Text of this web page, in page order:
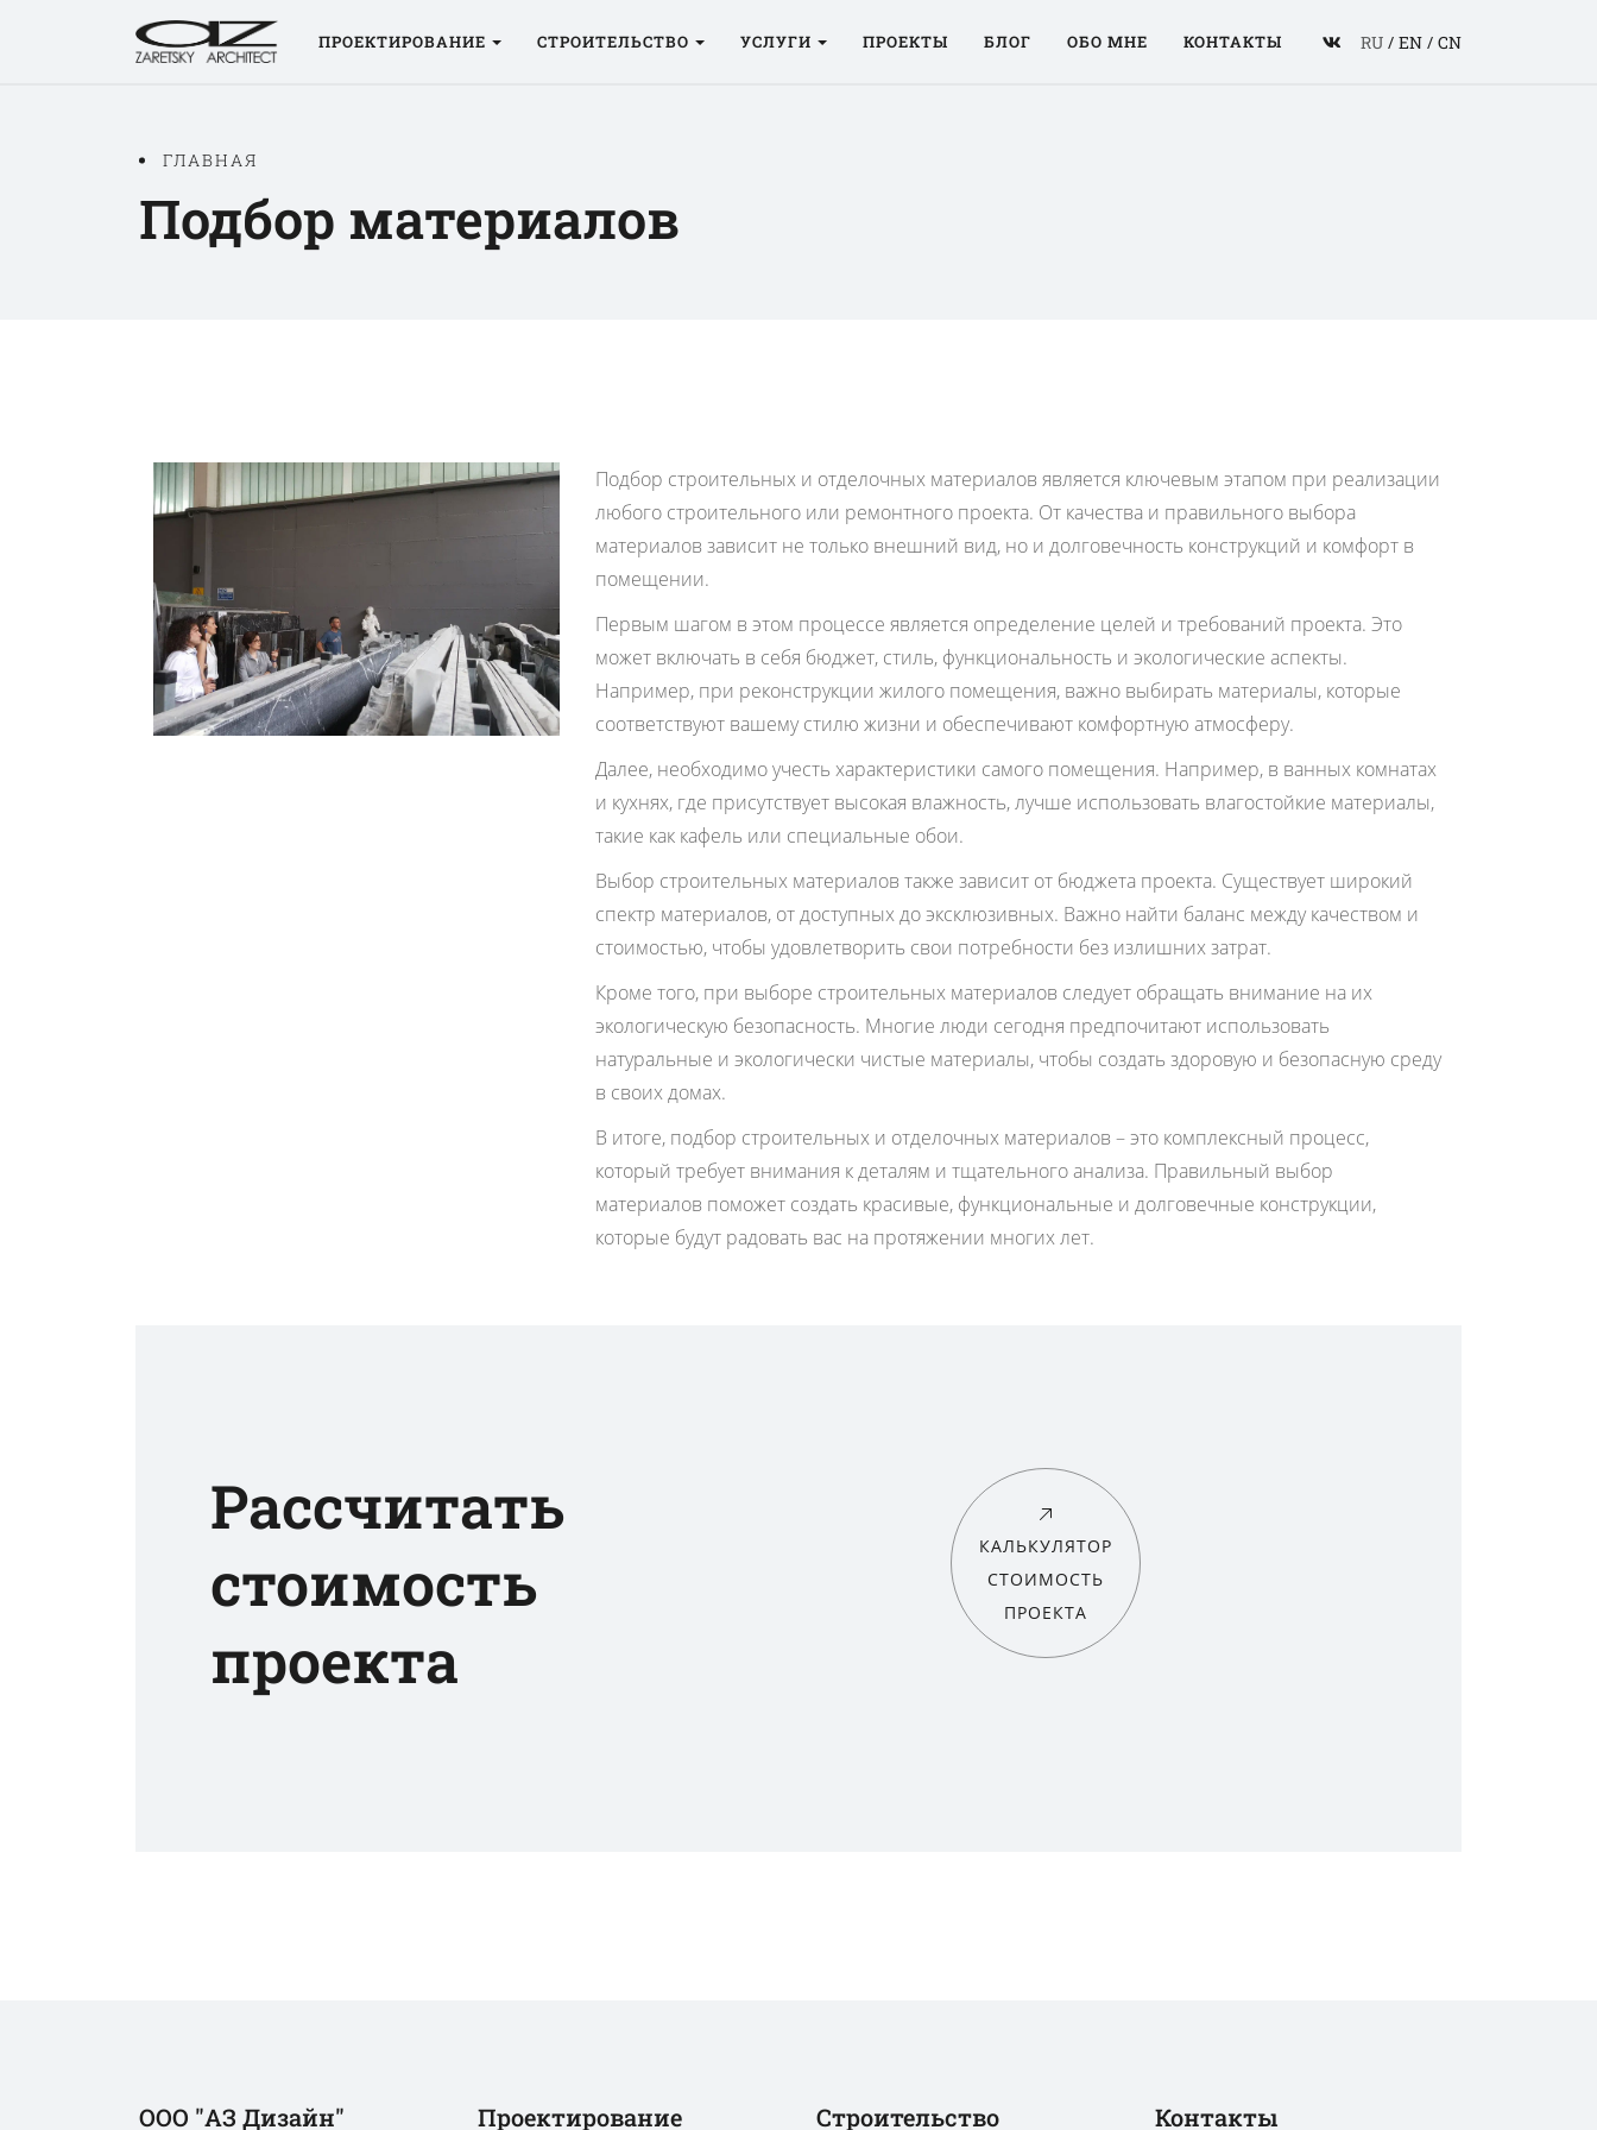
ПРОЕКТИРОВАНИЕ СТРОИТЕЛЬСТВО УСЛУГИ ПРОЕКТЫ БЛОГ ОБО МНЕ КОНТАКТЫ RU / EN / CN
ГЛАВНАЯ
Подбор материалов
Подбор строительных и отделочных материалов является ключевым этапом при реализации
любого строительного или ремонтного проекта. От качества и правильного выбора
материалов зависит не только внешний вид, но и долговечность конструкций и комфорт в
помещении.
Первым шагом в этом процессе является определение целей и требований проекта. Это
может включать в себя бюджет, стиль, функциональность и экологические аспекты.
Например, при реконструкции жилого помещения, важно выбирать материалы, которые
соответствуют вашему стилю жизни и обеспечивают комфортную атмосферу.
Далее, необходимо учесть характеристики самого помещения. Например, в ванных комнатах
и кухнях, где присутствует высокая влажность, лучше использовать влагостойкие материалы,
такие как кафель или специальные обои.
Выбор строительных материалов также зависит от бюджета проекта. Существует широкий
спектр материалов, от доступных до эксклюзивных. Важно найти баланс между качеством и
стоимостью, чтобы удовлетворить свои потребности без излишних затрат.
Кроме того, при выборе строительных материалов следует обращать внимание на их
экологическую безопасность. Многие люди сегодня предпочитают использовать
натуральные и экологически чистые материалы, чтобы создать здоровую и безопасную среду
в своих домах.
В итоге, подбор строительных и отделочных материалов – это комплексный процесс,
который требует внимания к деталям и тщательного анализа. Правильный выбор
материалов поможет создать красивые, функциональные и долговечные конструкции,
которые будут радовать вас на протяжении многих лет.
Рассчитать
стоимость
проекта
КАЛЬКУЛЯТОР
СТОИМОСТЬ
ПРОЕКТА
ООО "АЗ Дизайн" Проектирование Строительство Контакты